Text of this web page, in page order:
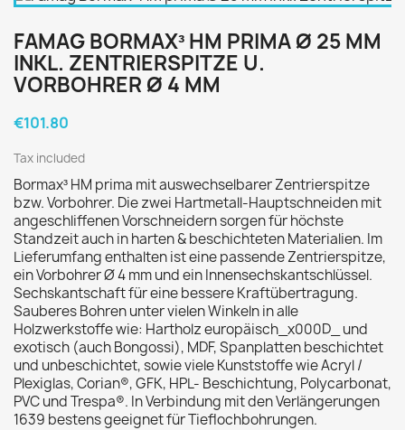
FAMAG BORMAX³ HM PRIMA Ø 25 MM
INKL. ZENTRIERSPITZE U.
VORBOHRER Ø 4 MM
€101.80
Tax included
Bormax³ HM prima mit auswechselbarer Zentrierspitze
bzw. Vorbohrer. Die zwei Hartmetall-Hauptschneiden mit
angeschliffenen Vorschneidern sorgen für höchste
Standzeit auch in harten & beschichteten Materialien. Im
Lieferumfang enthalten ist eine passende Zentrierspitze,
ein Vorbohrer Ø 4 mm und ein Innensechskantschlüssel.
Sechskantschaft für eine bessere Kraftübertragung.
Sauberes Bohren unter vielen Winkeln in alle
Holzwerkstoffe wie: Hartholz europäisch_x000D_ und
exotisch (auch Bongossi), MDF, Spanplatten beschichtet
und unbeschichtet, sowie viele Kunststoffe wie Acryl /
Plexiglas, Corian®, GFK, HPL- Beschichtung, Polycarbonat,
PVC und Trespa®. In Verbindung mit den Verlängerungen
1639 bestens geeignet für Tieflochbohrungen.